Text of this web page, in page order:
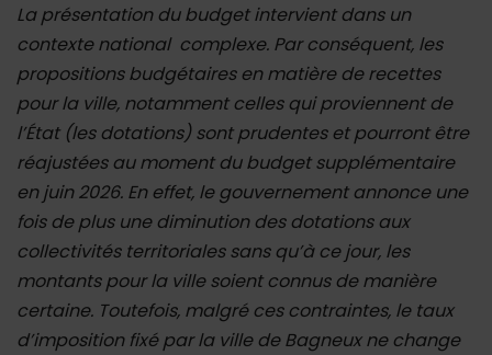
La présentation du budget intervient dans un
contexte national complexe. Par conséquent, les
propositions budgétaires en matière de recettes
pour la ville, notamment celles qui proviennent de
l’État (les dotations) sont prudentes et pourront être
réajustées au moment du budget supplémentaire
en juin 2026. En effet, le gouvernement annonce une
fois de plus une diminution des dotations aux
collectivités territoriales sans qu’à ce jour, les
montants pour la ville soient connus de manière
certaine. Toutefois, malgré ces contraintes, le taux
d’imposition fixé par la ville de Bagneux ne change